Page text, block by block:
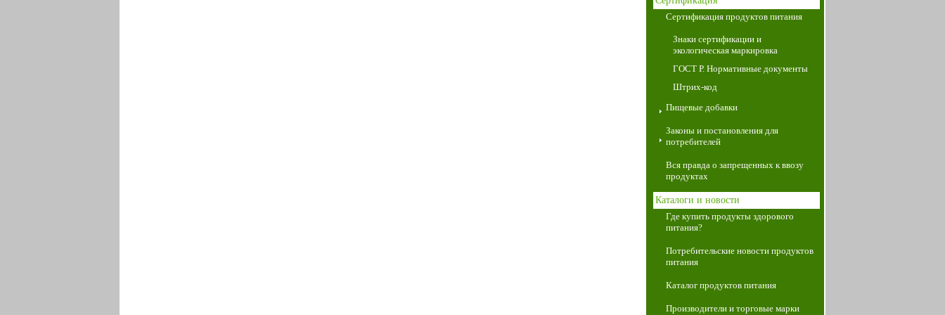
Сертификация продуктов питания
Знаки сертификации и
экологическая маркировка
ГОСТ Р. Нормативные документы
Штрих-код
Пищевые добавки
Законы и постановления для
потребителей
Вся правда о запрещенных к ввозу
продуктах
Каталоги и новости
Где купить продукты здорового
питания?
Потребительские новости продуктов
питания
Каталог продуктов питания
Производители и торговые марки